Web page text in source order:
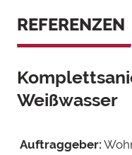
REFERENZEN
Weißwasser
Auftraggeber: